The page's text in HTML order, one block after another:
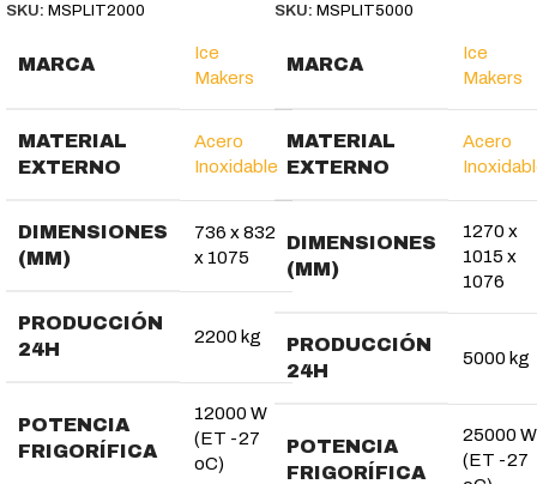
SKU: MSPLIT2000
MARCA
Ice
Makers
MATERIAL
EXTERNO
Acero
Inoxidable
DIMENSIONES
(MM)
736 x 832
x 1075
PRODUCCIÓN
24H
2200 kg
POTENCIA
FRIGORÍFICA
12000 W
(ET -27
oC)
SKU: MSPLIT5000
MARCA
Ice
Makers
MATERIAL
EXTERNO
Acero
DIMENSIONES
(MM)
1270 x
1015 x
1076
PRODUCCIÓN
24H
5000 kg
POTENCIA
FRIGORÍFICA
25000 W
(ET -27